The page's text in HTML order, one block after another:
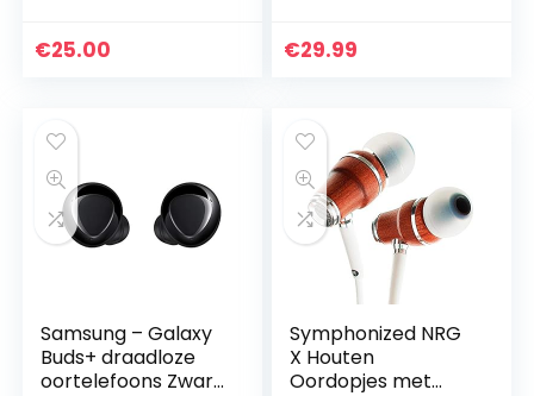
Koptelefoon
€25.00
Ondersteuning
€29.99
Samsung – Galaxy
Buds+ draadloze
oortelefoons Zwart
Symphonized NRG
X Houten
Oordopjes met